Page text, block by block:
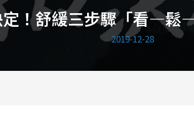
！舒緩三步驟「看—鬆
2019-12-28